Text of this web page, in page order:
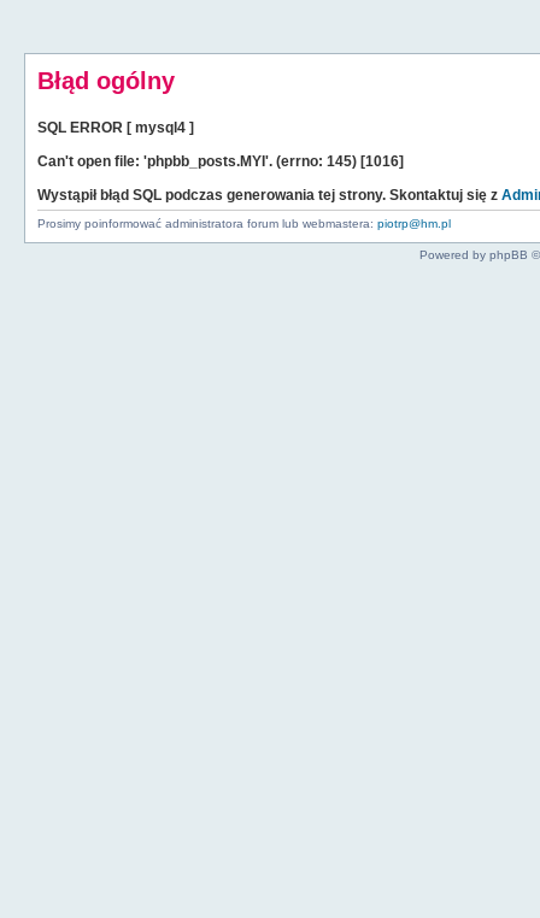
Błąd ogólny
SQL ERROR [ mysql4 ]
Can't open file: 'phpbb_posts.MYI'. (errno: 145) [1016]
Wystąpił błąd SQL podczas generowania tej strony. Skontaktuj się z
Prosimy poinformować administratora forum lub webmastera: piotrp@hm.pl
Powered by phpBB